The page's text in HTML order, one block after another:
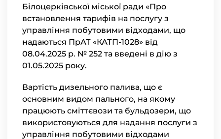
Білоцерківської міської ради «Про
встановлення тарифів на послугу з
управління побутовими відходами, що
надаються ПрАТ «КАТП-1028» від
08.04.2025 р. № 252 та введені в дію з
01.05.2025 року.
Вартість дизельного палива, що є
основним видом пального, на якому
працюють сміттєвози та бульдозери, що
використовуються для надання послуги з
управління побутовими відходами